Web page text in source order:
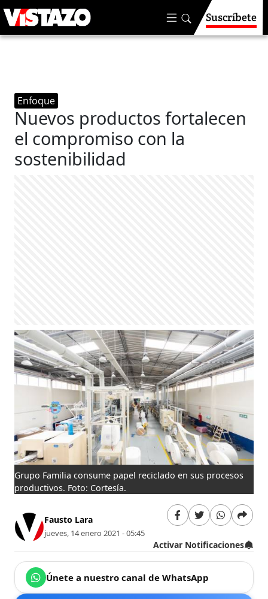
Suscríbete
Enfoque
Nuevos productos fortalecen
el compromiso con la
sostenibilidad
Grupo Familia consume papel reciclado en sus procesos
productivos. Foto: Cortesía.
Fausto Lara
jueves, 14 enero 2021 - 05:45
Activar Notificaciones
Únete a nuestro canal de WhatsApp